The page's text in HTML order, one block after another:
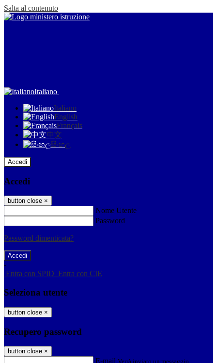
Salta al contenuto
Italiano
Italiano
English
Français
中文
සිංහල
Accedi
Accedi
button close ×
Nome Utente
Password
Password dimenticata?
-
Entra con SPID Entra con CIE
Seleziona utente
button close ×
Recupero password
button close ×
E-mail Verrà inviato un messaggio